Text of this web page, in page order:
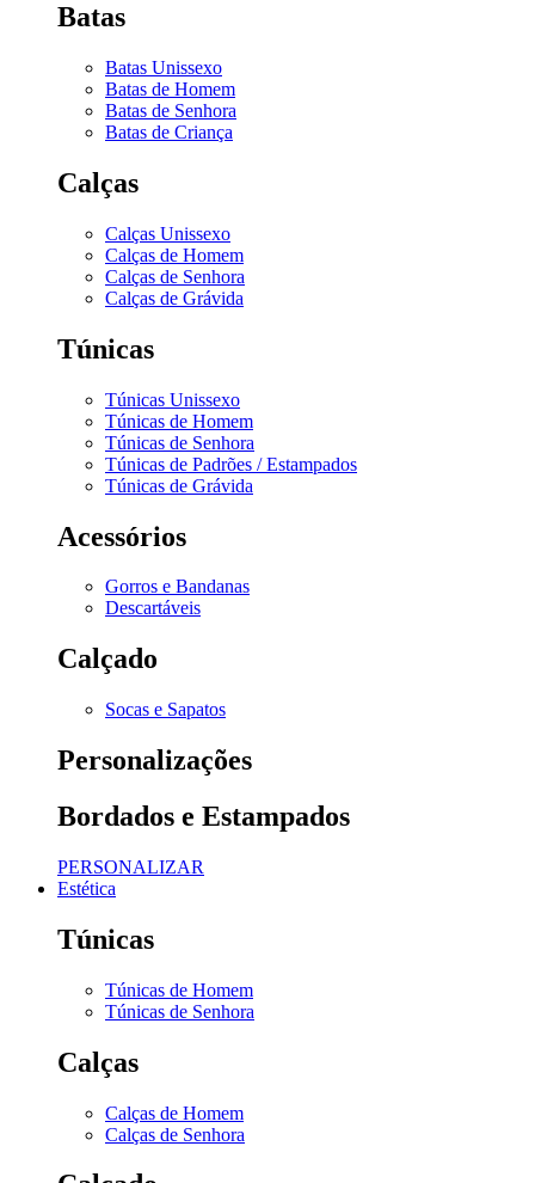
Batas
Batas Unissexo
Batas de Homem
Batas de Senhora
Batas de Criança
Calças
Calças Unissexo
Calças de Homem
Calças de Senhora
Calças de Grávida
Túnicas
Túnicas Unissexo
Túnicas de Homem
Túnicas de Senhora
Túnicas de Padrões / Estampados
Túnicas de Grávida
Acessórios
Gorros e Bandanas
Descartáveis
Calçado
Socas e Sapatos
Personalizações
Bordados e Estampados
PERSONALIZAR
Estética
Túnicas
Túnicas de Homem
Túnicas de Senhora
Calças
Calças de Homem
Calças de Senhora